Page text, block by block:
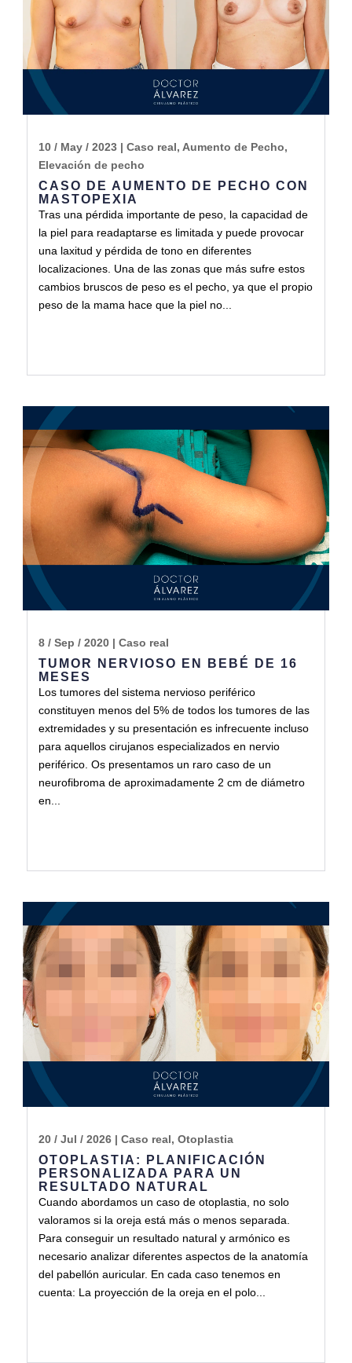
CASO DE AUMENTO DE PECHO CON
MASTOPEXIA
10 / May / 2023| Caso real, Aumento de Pecho,
Elevación de pecho
Tras una pérdida importante de peso, la capacidad de
la piel para readaptarse es limitada y puede provocar
una laxitud y pérdida de tono en diferentes
localizaciones. Una de las zonas que más sufre estos
cambios bruscos de peso es el pecho, ya que el propio
peso de la mama hace que la piel no...
TUMOR NERVIOSO EN BEBÉ DE 16
MESES
8 / Sep / 2020| Caso real
Los tumores del sistema nervioso periférico
constituyen menos del 5% de todos los tumores de las
extremidades y su presentación es infrecuente incluso
para aquellos cirujanos especializados en nervio
periférico. Os presentamos un raro caso de un
neurofibroma de aproximadamente 2 cm de diámetro
en...
OTOPLASTIA: PLANIFICACIÓN
PERSONALIZADA PARA UN
RESULTADO NATURAL
20 / Jul / 2026| Caso real, Otoplastia
Cuando abordamos un caso de otoplastia, no solo
valoramos si la oreja está más o menos separada.
Para conseguir un resultado natural y armónico es
necesario analizar diferentes aspectos de la anatomía
del pabellón auricular. En cada caso tenemos en
cuenta: La proyección de la oreja en el polo...